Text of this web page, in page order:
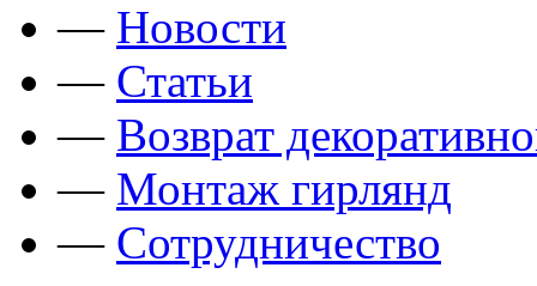
— Новости
— Статьи
— Возврат
— Монтаж гирлянд
— Сотрудничество